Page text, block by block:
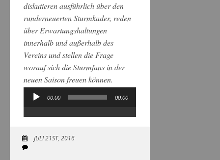
diskutieren ausführlich über den
runderneuerten Sturmkader, reden
über Erwartungshaltungen
innerhalb und außerhalb des
Vereins und stellen die Frage
worauf sich die Sturmfans in der
neuen Saison freuen können.
Audio-
00:00 00:00
JULI 21ST, 2016